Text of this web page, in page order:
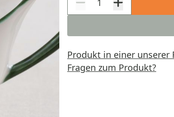
Produkt in einer unserer
Fragen zum Produkt?